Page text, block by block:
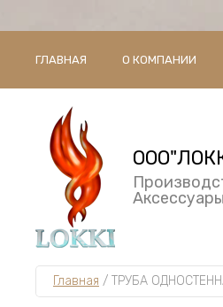
ГЛАВНАЯ О КОМПАНИИ
Главная / ТРУБА